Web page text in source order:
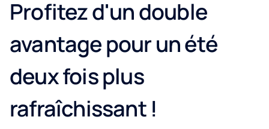
Profitez d'un double
avantage pour un été
deux fois plus
rafraîchissant !